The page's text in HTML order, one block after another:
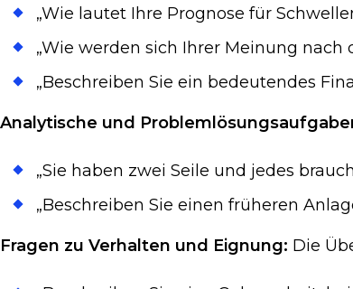
„Wie lautet Ihre Prognose für
„Wie werden sich Ihrer Meinung
„Beschreiben Sie ein bedeutendes
Analytische und
„Sie haben zwei Seile und jedes
„Beschreiben Sie einen früheren
Fragen zu Verhalten und Eignung: Die